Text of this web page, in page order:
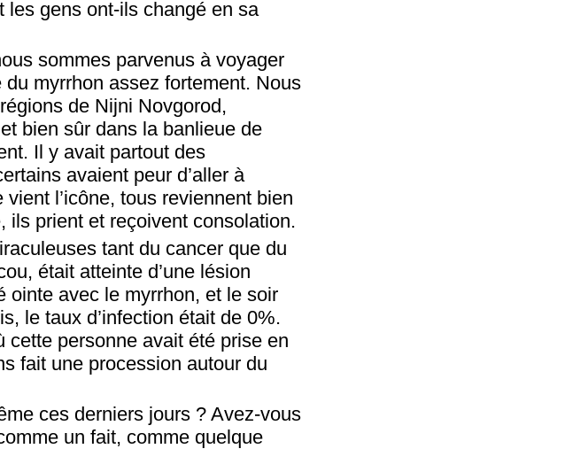
les gens ont-ils changé en sa
sommes parvenus à voyager
myrrhon assez fortement. Nous
de Nijni Novgorod,
bien sûr dans la banlieue de
Il y avait partout des
avaient peur d’aller à
l’icône, tous reviennent bien
ils prient et reçoivent consolation.
tant du cancer que du
était atteinte d’une lésion
ointe avec le myrrhon, et le soir
le taux d’infection était de 0%.
cette personne avait été prise en
fait une procession autour du
ces derniers jours ? Avez-vous
un fait, comme quelque